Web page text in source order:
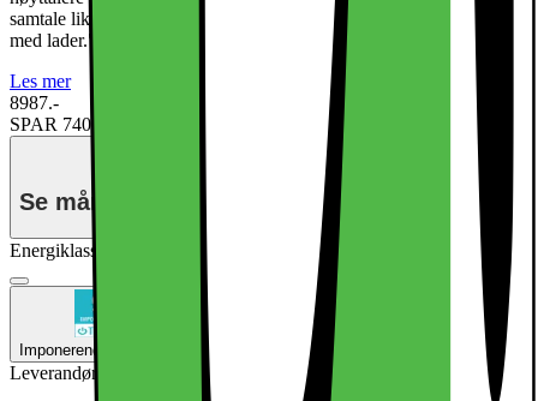
samtale likeså. De lader ganske raskt, men ingen av dem kommer
med lader." - Les hele testen ved å trykke på les mer under
Les mer
8987.-
SPAR 7400
Se månedspris for delbetaling.
Energiklasse Produktdatablad
Imponerende - Tek.no*
Leverandørens farge Obsidian